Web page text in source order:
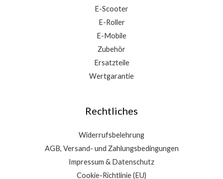
E-Scooter
E-Roller
E-Mobile
Zubehör
Ersatzteile
Wertgarantie
Rechtliches
Widerrufsbelehrung
AGB, Versand- und Zahlungsbedingungen
Impressum & Datenschutz
Cookie-Richtlinie (EU)